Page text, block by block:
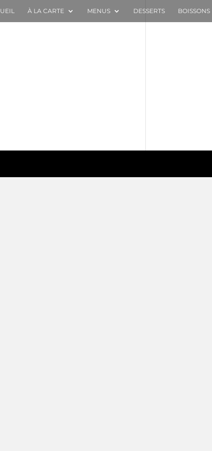
À LA CARTE MENUS DESSERTS BOISSONS